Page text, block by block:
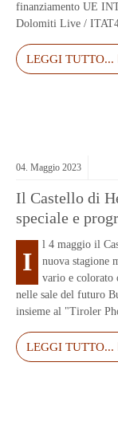
finanziamento UE
Dolomiti Live /
LEGGI TUTTO...
04. Maggio 2023
Il Castello di
speciale e
I
l 4 maggio il
nuova stagione
vario e colorato
nelle sale del futuro
insieme al "Tiroler
LEGGI TUTTO...